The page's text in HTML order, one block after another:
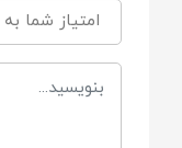
برند
BT / بی تی